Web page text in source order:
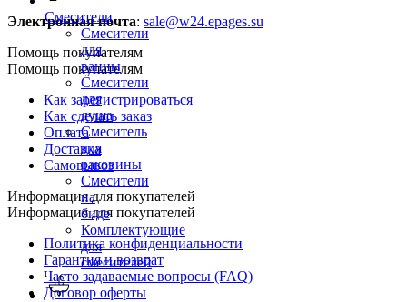
Смесители
Смесители
для
ванны
Смесители
для
душа
Смеситель
для
раковины
Смесители
на
биде
Комплектующие
для
смесителей
Электронная почта: sale@w24.epages.su
Помощь покупателям
Помощь покупателям
Как зарегистрироваться
Как сделать заказ
Оплата
Доставка
Самовывоз
Информация для покупателей
Информация для покупателей
Политика конфиденциальности
Гарантия и возврат
Часто задаваемые вопросы (FAQ)
Договор оферты